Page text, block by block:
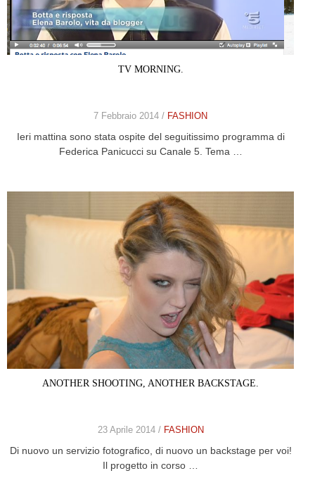
TV MORNING.
7 Febbraio 2014 / FASHION
Ieri mattina sono stata ospite del seguitissimo programma di
Federica Panicucci su Canale 5. Tema …
ANOTHER SHOOTING, ANOTHER BACKSTAGE.
23 Aprile 2014 / FASHION
Di nuovo un servizio fotografico, di nuovo un backstage per voi!
Il progetto in corso …